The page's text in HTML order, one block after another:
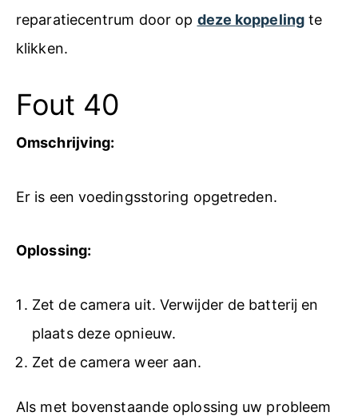
reparatiecentrum door op deze koppelingte
klikken.
Fout 40
Omschrijving:
Er is een voedingsstoring opgetreden.
Oplossing:
Zet de camera uit. Verwijder de batterij en
plaats deze opnieuw.
Zet de camera weer aan.
Als met bovenstaande oplossing uw probleem